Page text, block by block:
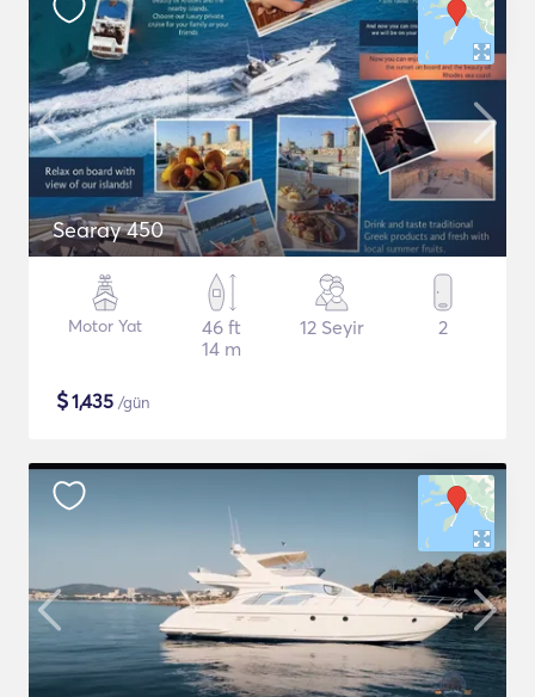
Searay 450
Motor Yat
46 ft
14 m
12 Seyir 2
$1,435 /gün